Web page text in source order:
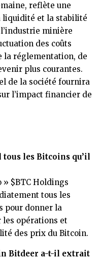
reflète une
liquidité et la stabilité
minière
des coûts
la réglementation, de
plus courantes.
de la société fournira
l’impact financier de
les Bitcoins qu’il
» $BTC Holdings
tous les
pour donner la
opérations et
des prix du Bitcoin.
Bitdeer a-t-il extrait